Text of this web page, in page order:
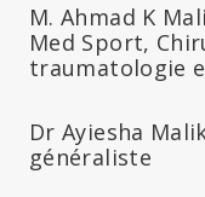
M. Ahmad K
Med Sport,
traumatologie
Dr Ayiesha
généraliste